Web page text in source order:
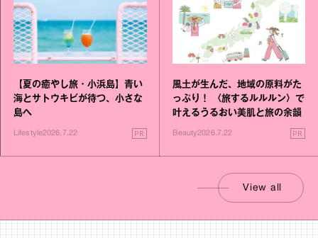
【夏の癒やし旅・小浜島】青い
海とサトウキビが待つ、小さな
島へ
Lifestyle2026.7.22 PR
風土が生んだ、地域の原料がた
っぷり！ 〈旅するルルルン〉で
叶えるうるおい美肌と旅の余韻
Beauty2026.7.22 PR
View all